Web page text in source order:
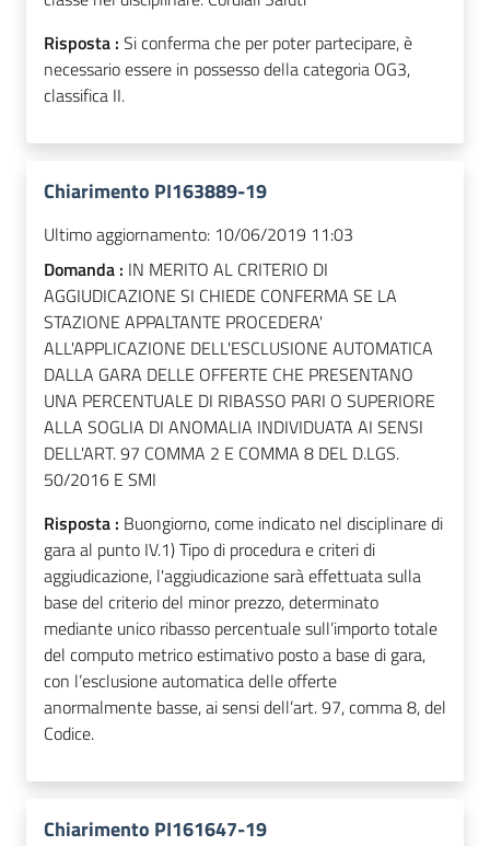
Risposta : Si conferma che per poter partecipare, è
necessario essere in possesso della categoria OG3,
classifica II.
Chiarimento PI163889-19
Ultimo aggiornamento: 10/06/2019 11:03
Domanda : IN MERITO AL CRITERIO DI
AGGIUDICAZIONE SI CHIEDE CONFERMA SE LA
STAZIONE APPALTANTE PROCEDERA'
ALL'APPLICAZIONE DELL'ESCLUSIONE AUTOMATICA
DALLA GARA DELLE OFFERTE CHE PRESENTANO
UNA PERCENTUALE DI RIBASSO PARI O SUPERIORE
ALLA SOGLIA DI ANOMALIA INDIVIDUATA AI SENSI
DELL'ART. 97 COMMA 2 E COMMA 8 DEL D.LGS.
50/2016 E SMI
Risposta : Buongiorno, come indicato nel disciplinare di
gara al punto IV.1) Tipo di procedura e criteri di
aggiudicazione, l'aggiudicazione sarà effettuata sulla
base del criterio del minor prezzo, determinato
mediante unico ribasso percentuale sull’importo totale
del computo metrico estimativo posto a base di gara,
con l’esclusione automatica delle offerte
anormalmente basse, ai sensi dell’art. 97, comma 8, del
Codice.
Chiarimento PI161647-19